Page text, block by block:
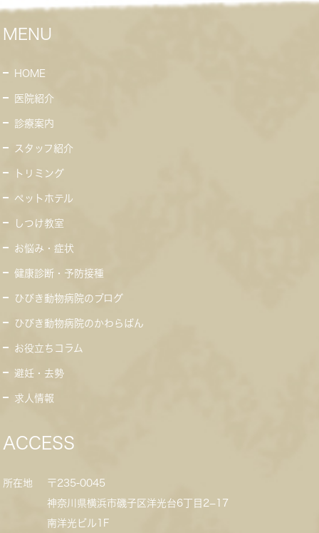
MENU
HOME
医院紹介
診療案内
スタッフ紹介
トリミング
ペットホテル
しつけ教室
お悩み・症状
健康診断・予防接種
ひびき動物病院のブログ
ひびき動物病院のかわらばん
お役立ちコラム
避妊・去勢
求人情報
ACCESS
所在地
〒235-0045
神奈川県横浜市磯子区洋光台6丁目2−17
南洋光ビル1F